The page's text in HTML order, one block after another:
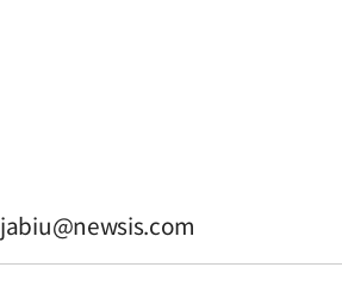
jabiu@newsis.com